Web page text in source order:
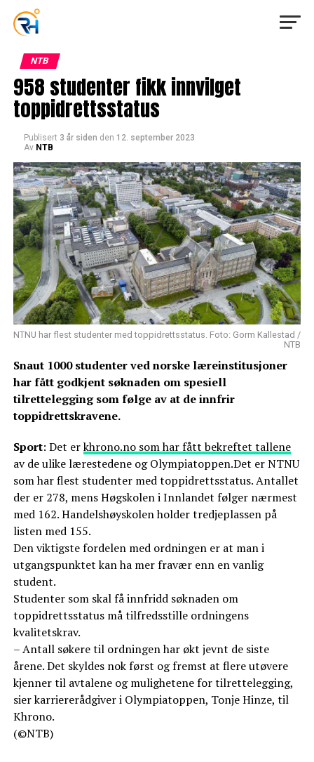
NTB
958 studenter fikk innvilget
toppidrettsstatus
Publisert 3 år siden den 12. september 2023
Av NTB
NTNU har flest studenter med toppidrettsstatus. Foto: Gorm Kallestad /
NTB
Snaut 1000 studenter ved norske læreinstitusjoner
har fått godkjent søknaden om spesiell
tilrettelegging som følge av at de innfrir
toppidrettskravene.
Sport: Det erkhrono.no som har fått bekreftet tallene
av de ulike lærestedene og Olympiatoppen.Det er NTNU
som har flest studenter med toppidrettsstatus. Antallet
der er 278, mens Høgskolen i Innlandet følger nærmest
med 162. Handelshøyskolen holder tredjeplassen på
listen med 155.
Den viktigste fordelen med ordningen er at man i
utgangspunktet kan ha mer fravær enn en vanlig
student.
Studenter som skal få innfridd søknaden om
toppidrettsstatus må tilfredsstille ordningens
kvalitetskrav.
– Antall søkere til ordningen har økt jevnt de siste
årene. Det skyldes nok først og fremst at flere utøvere
kjenner til avtalene og mulighetene for tilrettelegging,
sier karriererådgiver i Olympiatoppen, Tonje Hinze, til
Khrono.
(©NTB)